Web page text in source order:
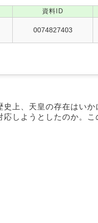
資料ID
0074827403
上、天皇の存在はい
しようとしたのか。